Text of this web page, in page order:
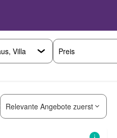
Preis
Relevante Angebote zuerst